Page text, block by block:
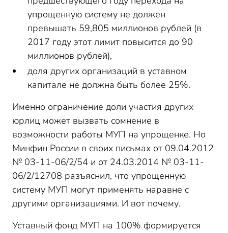
упрощенную систему не должен
превышать 59,805 миллионов рублей (в
2017 году этот лимит повысится до 90
миллионов рублей),
доля других организаций в уставном
капитале не должна быть более 25%.
Именно ограничение доли участия других
юрлиц может вызвать сомнение в
возможности работы МУП на упрощенке. Но
Минфин России в своих письмах от 09.04.2012
№ 03-11-06/2/54 и от 24.03.2014 № 03-11-
06/2/12708 разъяснил, что упрощенную
систему МУП могут применять наравне с
другими организациями. И вот почему.
Уставный фонд МУП на 100% формируется